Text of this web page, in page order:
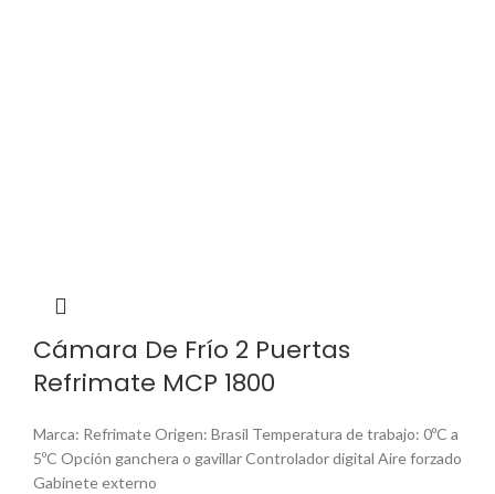
Cámara De Frío 2 Puertas
Refrimate MCP 1800
Marca: Refrimate Origen: Brasil Temperatura de trabajo: 0ºC a
5ºC Opción ganchera o gavillar Controlador digital Aire forzado
Gabinete externo